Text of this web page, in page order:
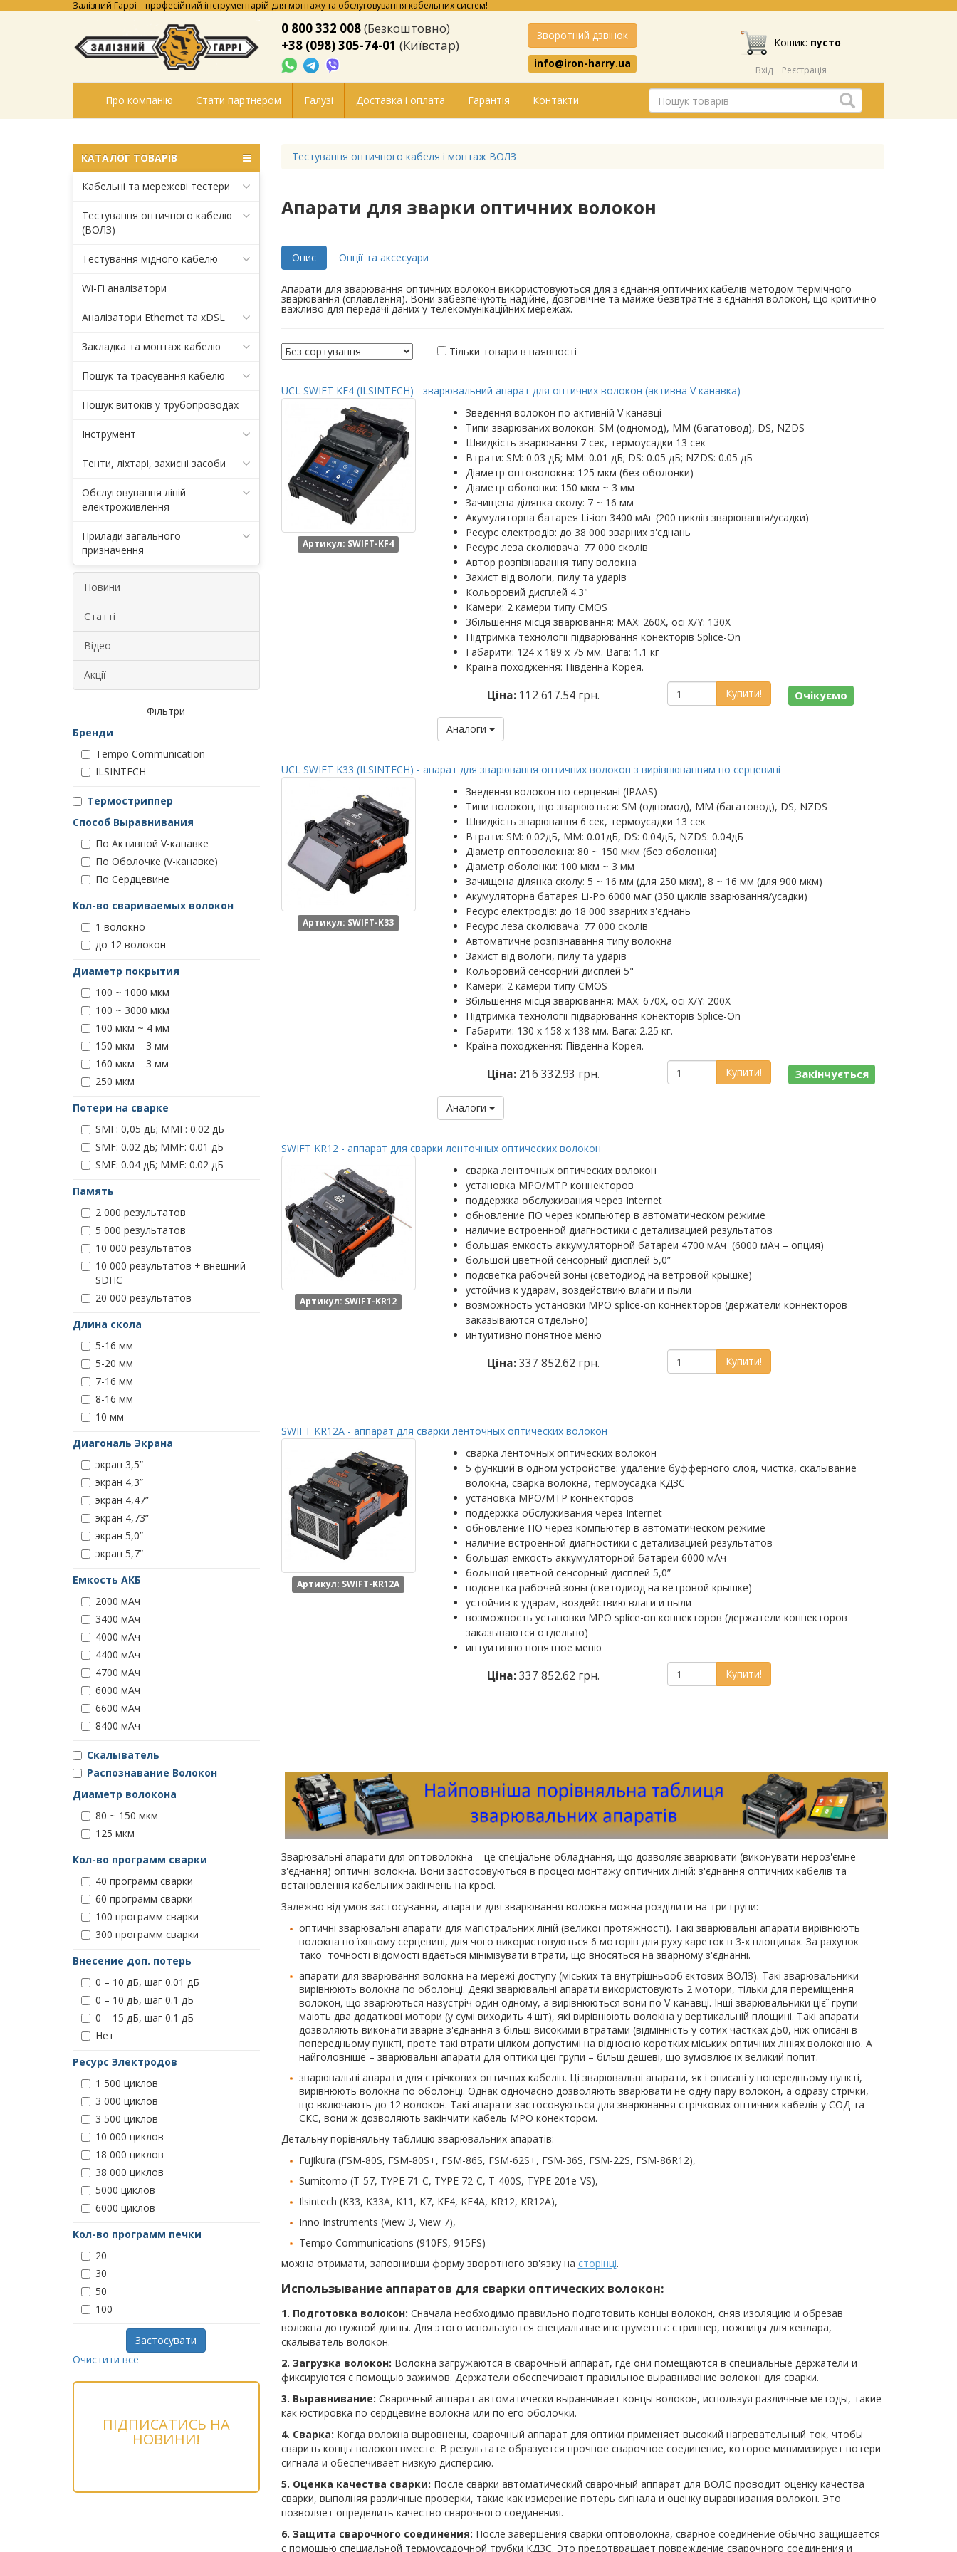
Залізний Гаррі – професійний інструментарій для монтажу та обслуговування кабельних систем!
0 800 332 008(Безкоштовно)
+38 (098) 305-74-01 (Київстар)
Зворотний дзвінок
info@iron-harry.ua
Кошик: пусто
Вхід Реєстрація
Про компанію Стати партнером Галузі Доставка і оплата Гарантія Контакти
КАТАЛОГ ТОВАРІВ
Кабельні та мережеві тестери
Тестування оптичного кабелю
(ВОЛЗ)
Тестування мідного кабелю
Wi-Fi аналізатори
Аналізатори Ethernet та xDSL
Закладка та монтаж кабелю
Пошук та трасування кабелю
Пошук витоків у трубопроводах
Інструмент
Тенти, ліхтарі, захисні засоби
Обслуговування ліній
електроживлення
Прилади загального
призначення
Новини
Статті
Відео
Акції
Фільтри
Бренди
Tempo Communication
ILSINTECH
Термостриппер
Способ Выравнивания
По Активной V-канавке
По Оболочке (V-канавке)
По Сердцевине
Кол-во свариваемых волокон
1 волокно
до 12 волокон
Диаметр покрытия
100 ~ 1000 мкм
100 ~ 3000 мкм
100 мкм ~ 4 мм
150 мкм – 3 мм
160 мкм – 3 мм
250 мкм
Потери на сварке
SMF: 0,05 дБ; MMF: 0.02 дБ
SMF: 0.02 дБ; MMF: 0.01 дБ
SMF: 0.04 дБ; MMF: 0.02 дБ
Память
2 000 результатов
5 000 результатов
10 000 результатов
10 000 результатов + внешний
SDHC
20 000 результатов
Длина скола
5-16 мм
5-20 мм
7-16 мм
8-16 мм
10 мм
Диагональ Экрана
экран 3,5”
экран 4,3”
экран 4,47”
экран 4,73”
экран 5,0”
экран 5,7”
Емкость АКБ
2000 мАч
3400 мАч
4000 мАч
4400 мАч
4700 мАч
6000 мАч
6600 мАч
8400 мАч
Скалыватель
Распознавание Волокон
Диаметр волокона
80 ~ 150 мкм
125 мкм
Кол-во программ сварки
40 программ сварки
60 программ сварки
100 программ сварки
300 программ сварки
Внесение доп. потерь
0 – 10 дБ, шаг 0.01 дБ
0 – 10 дБ, шаг 0.1 дБ
0 – 15 дБ, шаг 0.1 дБ
Нет
Ресурс Электродов
1 500 циклов
3 000 циклов
3 500 циклов
10 000 циклов
18 000 циклов
38 000 циклов
5000 циклов
6000 циклов
Кол-во программ печки
20
30
50
100
Застосувати
Очистити все
ПІДПИСАТИСЬ НА
НОВИНИ!
Тестування оптичного кабеля і монтаж ВОЛЗ
Апарати для зварки оптичних волокон
Опис Опції та аксесуари
Апарати для зварювання оптичних волокон використовуються для з'єднання оптичних кабелів методом термічного
зварювання (сплавлення). Вони забезпечують надійне, довговічне та майже безвтратне з'єднання волокон, що критично
важливо для передачі даних у телекомунікаційних мережах.
Тільки товари в наявності
UCL SWIFT KF4 (ILSINTECH) - зварювальний апарат для оптичних волокон (активна V канавка)
Артикул: SWIFT-KF4
Зведення волокон по активній V канавці
Типи зварюваних волокон: SM (одномод), MM (багатовод), DS, NZDS
Швидкість зварювання 7 сек, термоусадки 13 сек
Втрати: SM: 0.03 дБ; MM: 0.01 дБ; DS: 0.05 дБ; NZDS: 0.05 дБ
Діаметр оптоволокна: 125 мкм (без оболонки)
Діаметр оболонки: 150 мкм ~ 3 мм
Зачищена ділянка сколу: 7 ~ 16 мм
Акумуляторна батарея Li-ion 3400 мАг (200 циклів зварювання/усадки)
Ресурс електродів: до 38 000 зварних з'єднань
Ресурс леза сколювача: 77 000 сколів
Автор розпізнавання типу волокна
Захист від вологи, пилу та ударів
Кольоровий дисплей 4.3"
Камери: 2 камери типу CMOS
Збільшення місця зварювання: MAX: 260X, осі X/Y: 130X
Підтримка технології підварювання конекторів Splice-On
Габарити: 124 х 189 х 75 мм. Вага: 1.1 кг
Країна походження: Південна Корея.
Ціна: 112 617.54 грн.
Аналоги
Купити! Очікуємо
UCL SWIFT K33 (ILSINTECH) - апарат для зварювання оптичних волокон з вирівнюванням по серцевині
Артикул: SWIFT-K33
Зведення волокон по серцевині (IPAAS)
Типи волокон, що зварюються: SM (одномод), MM (багатовод), DS, NZDS
Швидкість зварювання 6 сек, термоусадки 13 сек
Втрати: SM: 0.02дБ, MM: 0.01дБ, DS: 0.04дБ, NZDS: 0.04дБ
Діаметр оптоволокна: 80 ~ 150 мкм (без оболонки)
Діаметр оболонки: 100 мкм ~ 3 мм
Зачищена ділянка сколу: 5 ~ 16 мм (для 250 мкм), 8 ~ 16 мм (для 900 мкм)
Акумуляторна батарея Li-Po 6000 мАг (350 циклів зварювання/усадки)
Ресурс електродів: до 18 000 зварних з'єднань
Ресурс леза сколювача: 77 000 сколів
Автоматичне розпізнавання типу волокна
Захист від вологи, пилу та ударів
Кольоровий сенсорний дисплей 5"
Камери: 2 камери типу CMOS
Збільшення місця зварювання: MAX: 670X, осі X/Y: 200X
Підтримка технології підварювання конекторів Splice-On
Габарити: 130 х 158 х 138 мм. Вага: 2.25 кг.
Країна походження: Південна Корея.
Ціна: 216 332.93 грн.
Аналоги
Купити! Закінчується
SWIFT KR12 - аппарат для сварки ленточных оптических волокон
Артикул: SWIFT-KR12
сварка ленточных оптических волокон
установка MPO/MTP коннекторов
поддержка обслуживания через Internet
обновление ПО через компьютер в автоматическом режиме
наличие встроенной диагностики с детализацией результатов
большая емкость аккумуляторной батареи 4700 мАч (6000 мАч – опция)
большой цветной сенсорный дисплей 5,0”
подсветка рабочей зоны (светодиод на ветровой крышке)
устойчив к ударам, воздействию влаги и пыли
возможность установки MPO splice-on коннекторов (держатели коннекторов
заказываются отдельно)
интуитивно понятное меню
Ціна: 337 852.62 грн. Купити!
SWIFT KR12A - аппарат для сварки ленточных оптических волокон
Артикул: SWIFT-KR12A
сварка ленточных оптических волокон
5 функций в одном устройстве: удаление буфферного слоя, чистка, скалывание
волокна, сварка волокна, термоусадка КДЗС
установка MPO/MTP коннекторов
поддержка обслуживания через Internet
обновление ПО через компьютер в автоматическом режиме
наличие встроенной диагностики с детализацией результатов
большая емкость аккумуляторной батареи 6000 мАч
большой цветной сенсорный дисплей 5,0”
подсветка рабочей зоны (светодиод на ветровой крышке)
устойчив к ударам, воздействию влаги и пыли
возможность установки MPO splice-on коннекторов (держатели коннекторов
заказываются отдельно)
интуитивно понятное меню
Ціна: 337 852.62 грн. Купити!
Зварювальні апарати для оптоволокна – це спеціальне обладнання, що дозволяє зварювати (виконувати нероз'ємне
з'єднання) оптичні волокна. Вони застосовуються в процесі монтажу оптичних ліній: з'єднання оптичних кабелів та
встановлення кабельних закінчень на кросі.
Залежно від умов застосування, апарати для зварювання волокна можна розділити на три групи:
оптичні зварювальні апарати для магістральних ліній (великої протяжності). Такі зварювальні апарати вирівнюють
волокна по їхньому серцевині, для чого використовуються 6 моторів для руху кареток в 3-х площинах. За рахунок
такої точності відомості вдається мінімізувати втрати, що вносяться на зварному з'єднанні.
апарати для зварювання волокна на мережі доступу (міських та внутрішньооб'єктових ВОЛЗ). Такі зварювальники
вирівнюють волокна по оболонці. Деякі зварювальні апарати використовують 2 мотори, тільки для переміщення
волокон, що зварюються назустріч один одному, а вирівнюються вони по V-канавці. Інші зварювальники цієї групи
мають два додаткові мотори (у сумі виходить 4 шт), які вирівнюють волокна у вертикальній площині. Такі апарати
дозволяють виконати зварне з'єднання з більш високими втратами (відмінність у сотих частках дБ0, ніж описані в
попередньому пункті, проте такі втрати цілком допустимі на відносно коротких міських оптичних лініях волоконно. А
найголовніше – зварювальні апарати для оптики цієї групи – більш дешеві, що зумовлює їх великий попит.
зварювальні апарати для стрічкових оптичних кабелів. Ці зварювальні апарати, як і описані у попередньому пункті,
вирівнюють волокна по оболонці. Однак одночасно дозволяють зварювати не одну пару волокон, а одразу стрічки,
що включають до 12 волокон. Такі апарати застосовуються для зварювання стрічкових оптичних кабелів у СОД та
СКС, вони ж дозволяють закінчити кабель MPO конектором.
Детальну порівняльну таблицю зварювальних апаратів:
Fujikura (FSM-80S, FSM-80S+, FSM-86S, FSM-62S+, FSM-36S, FSM-22S, FSM-86R12),
Sumitomo (T-57, TYPE 71-C, TYPE 72-C, T-400S, TYPE 201e-VS),
Ilsintech (K33, K33A, K11, K7, KF4, KF4A, KR12, KR12A),
Inno Instruments (View 3, View 7),
Tempo Communications (910FS, 915FS)
можна отримати, заповнивши форму зворотного зв'язку на сторінці.
Использывание аппаратов для сварки оптических волокон:
1. Подготовка волокон: Сначала необходимо правильно подготовить концы волокон, сняв изоляцию и обрезав
волокна до нужной длины. Для этого используются специальные инструменты: стриппер, ножницы для кевлара,
скалыватель волокон.
2. Загрузка волокон: Волокна загружаются в сварочный аппарат, где они помещаются в специальные держатели и
фиксируются с помощью зажимов. Держатели обеспечивают правильное выравнивание волокон для сварки.
3. Выравнивание: Сварочный аппарат автоматически выравнивает концы волокон, используя различные методы, такие
как юстировка по сердцевине волокна или по его оболочки.
4. Сварка: Когда волокна выровнены, сварочный аппарат для оптики применяет высокий нагревательный ток, чтобы
сварить концы волокон вместе. В результате образуется прочное сварочное соединение, которое минимизирует потери
сигнала и обеспечивает низкую дисперсию.
5. Оценка качества сварки: После сварки автоматический сварочный аппарат для ВОЛС проводит оценку качества
сварки, выполняя различные проверки, такие как измерение потерь сигнала и оценку выравнивания волокон. Это
позволяет определить качество сварочного соединения.
6. Защита сварочного соединения: После завершения сварки оптоволокна, сварное соединение обычно защищается
с помощью специальной термоусадочной трубки КДЗС. Это предотвращает повреждение сварочного соединения и